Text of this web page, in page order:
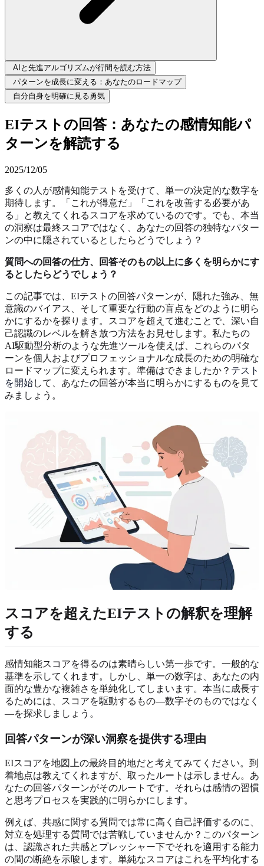
AIと先進アルゴリズムが行間を読む方法
パターンを成長に変える：あなたのロードマップ
自分自身を明確に見る勇気
EIテストの回答：あなたの感情知能パ
ターンを解読する
2025/12/05
多くの人が感情知能テストを受けて、単一の決定的な数字を
期待します。「これが得意だ」「これを改善する必要があ
る」と教えてくれるスコアを求めているのです。でも、本当
の洞察は最終スコアではなく、あなたの回答の独特なパター
ンの中に隠されているとしたらどうでしょう？
質問への回答の仕方、回答そのもの以上に多くを明らかにす
るとしたらどうでしょう？
この記事では、EIテストの回答パターンが、隠れた強み、無
意識のバイアス、そして重要な行動の盲点をどのように明ら
かにするかを探ります。スコアを超えて進むことで、深い自
己認識のレベルを解き放つ方法をお見せします。私たちの
AI駆動型分析のような先進ツールを使えば、これらのパタ
ーンを個人およびプロフェッショナルな成長のための明確な
ロードマップに変えられます。準備はできましたか？ テスト
を開始して、あなたの回答が本当に明らかにするものを見て
みましょう。
スコアを超えたEIテストの解釈を理解
する
感情知能スコアを得るのは素晴らしい第一歩です。一般的な
基準を示してくれます。しかし、単一の数字は、あなたの内
面的な豊かな複雑さを単純化してしまいます。本当に成長す
るためには、スコアを駆動するもの—数字そのものではなく
—を探求しましょう。
回答パターンが深い洞察を提供する理由
EIスコアを地図上の最終目的地だと考えてみてください。到
着地点は教えてくれますが、取ったルートは示しません。あ
なたの回答パターンがそのルートです。それらは感情の習慣
と思考プロセスを実践的に明らかにします。
例えば、共感に関する質問では常に高く自己評価するのに、
対立を処理する質問では苦戦していませんか？このパターン
は、認識された共感とプレッシャー下でそれを適用する能力
の間の断絶を示唆します。単純なスコアはこれを平均化する